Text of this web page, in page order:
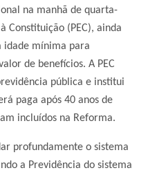
na manhã de quarta-
Constituição (PEC), ainda
idade mínima para
de benefícios. A PEC
pública e institui
paga após 40 anos de
incluídos na Reforma.
profundamente o sistema
a Previdência do sistema